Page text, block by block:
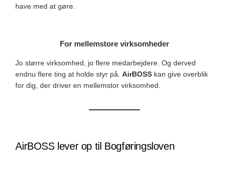
have med at gøre.
For mellemstore virksomheder
Jo større virksomhed, jo flere medarbejdere. Og derved
endnu flere ting at holde styr på.AirBOSS kan give overblik
for dig, der driver en mellemstor virksomhed.
AirBOSS lever op til Bogføringsloven